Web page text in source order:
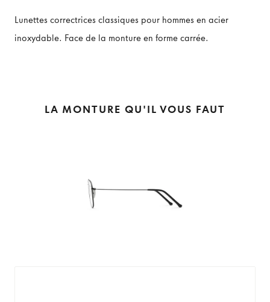
Lunettes correctrices classiques pour hommes en acier
inoxydable. Face de la monture en forme carrée.
LA MONTURE QU'IL VOUS FAUT